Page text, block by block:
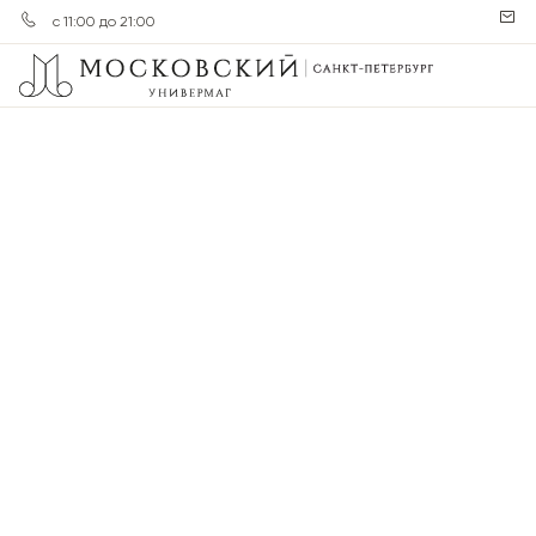
с 11:00 до 21:00